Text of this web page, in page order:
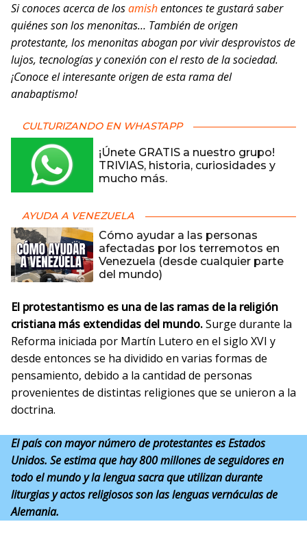
Si conoces acerca de losamishentonces te gustará saber
quiénes son los menonitas… También de origen
protestante, los menonitas abogan por vivir desprovistos de
lujos, tecnologías y conexión con el resto de la sociedad.
¡Conoce el interesante origen de esta rama del
anabaptismo!
CULTURIZANDO EN WHASTAPP
¡Únete GRATIS a nuestro grupo!
TRIVIAS, historia, curiosidades y
mucho más.
AYUDA A VENEZUELA
Cómo ayudar a las personas
afectadas por los terremotos en
Venezuela (desde cualquier parte
del mundo)
El protestantismo es una de las ramas de la religión
cristiana más extendidas del mundo.Surge durante la
Reforma iniciada por Martín Lutero en el siglo XVI y
desde entonces se ha dividido en varias formas de
pensamiento, debido a la cantidad de personas
provenientes de distintas religiones que se unieron a la
doctrina.
El país con mayor número de protestantes es Estados
Unidos. Se estima que hay 800 millones de seguidores en
todo el mundo y la lengua sacra que utilizan durante
liturgias y actos religiosos son las lenguas vernáculas de
Alemania.